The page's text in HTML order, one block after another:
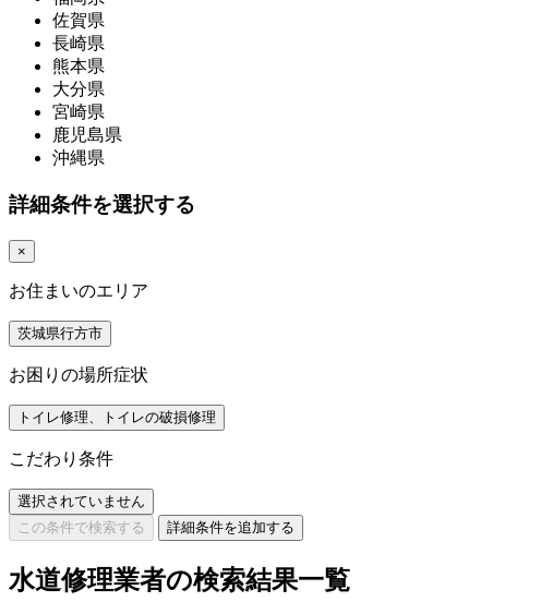
佐賀県
長崎県
熊本県
大分県
宮崎県
鹿児島県
沖縄県
詳細条件を選択する
×
お住まいのエリア
茨城県行方市
お困りの場所症状
トイレ修理、トイレの破損修理
こだわり条件
選択されていません
この条件で検索する
詳細条件を追加する
水道修理業者の検索結果一覧